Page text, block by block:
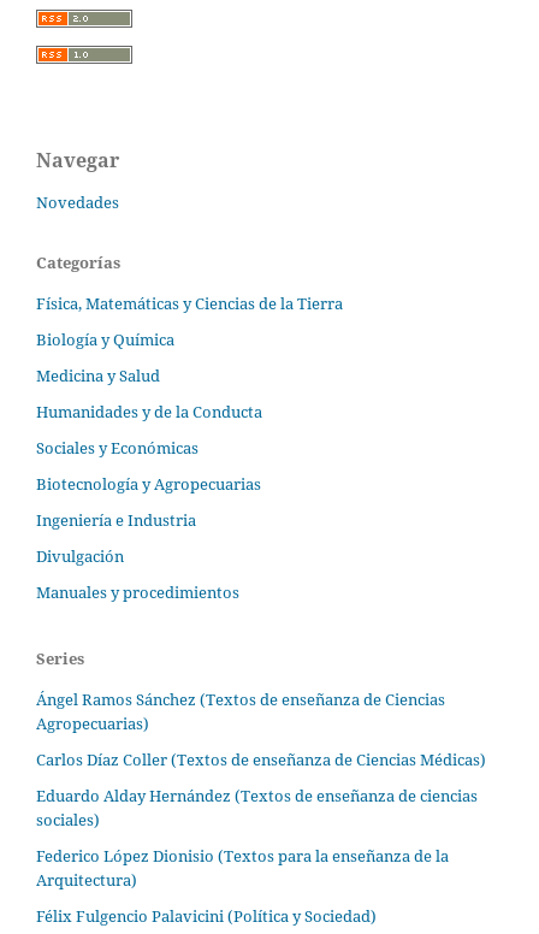
Navegar
Novedades
Categorías
Física, Matemáticas y Ciencias de la Tierra
Biología y Química
Medicina y Salud
Humanidades y de la Conducta
Sociales y Económicas
Biotecnología y Agropecuarias
Ingeniería e Industria
Divulgación
Manuales y procedimientos
Series
Ángel Ramos Sánchez (Textos de enseñanza de Ciencias
Agropecuarias)
Carlos Díaz Coller (Textos de enseñanza de Ciencias Médicas)
Eduardo Alday Hernández (Textos de enseñanza de ciencias
sociales)
Federico López Dionisio (Textos para la enseñanza de la
Arquitectura)
Félix Fulgencio Palavicini (Política y Sociedad)